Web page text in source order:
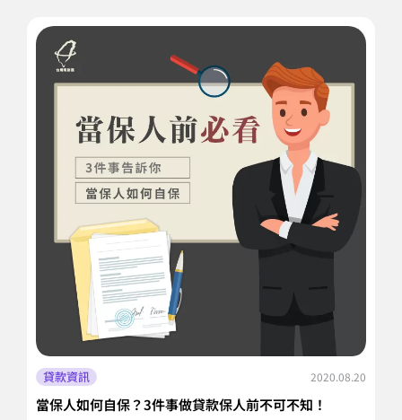
貸款資訊 2020.08.20
當保人如何自保？3件事做貸款保人前不可不知！